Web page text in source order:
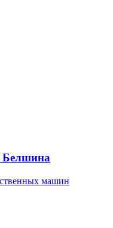
Белшина
машин